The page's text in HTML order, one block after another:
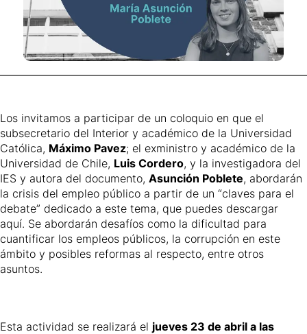
Los invitamos a participar de un coloquio en que el
subsecretario del Interior y académico de la Universidad
Católica, Máximo Pavez; el exministro y académico de la
Universidad de Chile, Luis Cordero, y la investigadora del
IES y autora del documento, Asunción Poblete, abordarán
la crisis del empleo público a partir de un “claves para el
debate” dedicado a este tema, que puedes descargar
aquí. Se abordarán desafíos como la dificultad para
cuantificar los empleos públicos, la corrupción en este
ámbito y posibles reformas al respecto, entre otros
asuntos.
Esta actividad se realizará el jueves 23 de abril a las